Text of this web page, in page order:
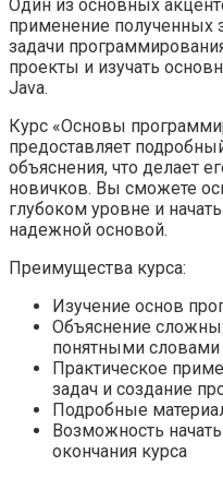
Один из основных
применение полученных
задачи
проекты и изучать
Java.
Курс «Основы
предоставляет
объяснения, что делает
новичков. Вы сможете
глубоком уровне и
надежной основой.
Преимущества курса:
Изучение основ
Объяснение
понятными словами
Практическое
задач и создание
Подробные
Возможность
окончания курса